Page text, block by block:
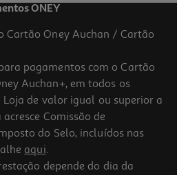
ONEY
Cartão Oney Auchan / Cartão
pagamentos com o Cartão
Auchan+, em todos os
de valor igual ou superior a
Comissão de
do Selo, incluídos nas
aqui.
depende do dia da